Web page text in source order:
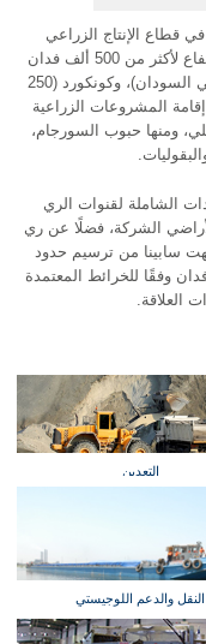
قطاع الإنتاج الزراعي
بالسودان وجنوب السودان. وتمتلك وفرة عقود انتفاع لأكثر من 500 ألف فدان
من خلال شركاتها التابعة، سابينا (324 ألف فدان في السودان)، وكونكورد (250
المشروعات الزراعية
ومنها حبوب السورجام،
2012 بإتمام التجديدات الشاملة لقنوات الري
لأراضي الشركة، فضلًا عن ري
سابينا من ترسيم حدود
التي تمتد على مساحة 324 ألف فدان وفقًا للخرائط المعتمدة
العلاقة.
التعدين
النقل والدعم اللوجيستي